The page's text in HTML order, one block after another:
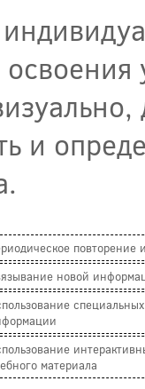
и
новой
материала